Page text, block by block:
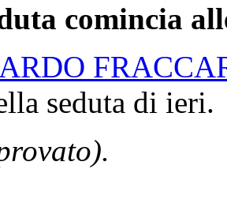
comincia
seduta di ieri.